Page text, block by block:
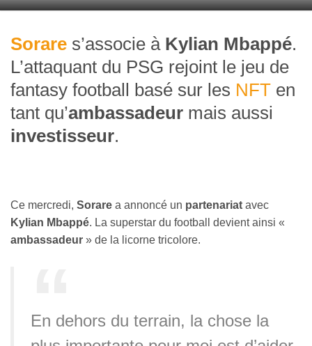
Sorare s’associe à Kylian Mbappé.
L’attaquant du PSG rejoint le jeu de
fantasy football basé sur les NFT en
tant qu’ambassadeur mais aussi
investisseur.
Ce mercredi, Sorare a annoncé un partenariat avec
Kylian Mbappé. La superstar du football devient ainsi «
ambassadeur » de la licorne tricolore.
En dehors du terrain, la chose la